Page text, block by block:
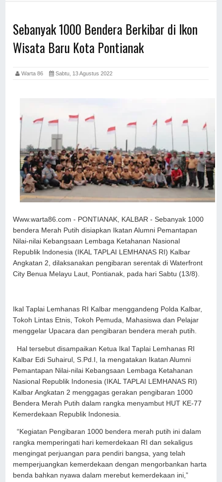
Sebanyak 1000 Bendera Berkibar di Ikon
Wisata Baru Kota Pontianak
Warta 86 Sabtu, 13 Agustus 2022
Www.warta86.com - PONTIANAK, KALBAR - Sebanyak 1000
bendera Merah Putih disiapkan Ikatan Alumni Pemantapan
Nilai-nilai Kebangsaan Lembaga Ketahanan Nasional
Republik Indonesia (IKAL TAPLAI LEMHANAS RI) Kalbar
Angkatan 2, dilaksanakan pengibaran serentak di Waterfront
City Benua Melayu Laut, Pontianak, pada hari Sabtu (13/8).
Ikal Taplai Lemhanas RI Kalbar menggandeng Polda Kalbar,
Tokoh Lintas Etnis, Tokoh Pemuda, Mahasiswa dan Pelajar
menggelar Upacara dan pengibaran bendera merah putih.
Hal tersebut disampaikan Ketua Ikal Taplai Lemhanas RI
Kalbar Edi Suhairul, S.Pd.I, Ia mengatakan Ikatan Alumni
Pemantapan Nilai-nilai Kebangsaan Lembaga Ketahanan
Nasional Republik Indonesia (IKAL TAPLAI LEMHANAS RI)
Kalbar Angkatan 2 menggagas gerakan pengibaran 1000
Bendera Merah Putih dalam rangka menyambut HUT KE-77
Kemerdekaan Republik Indonesia.
“Kegiatan Pengibaran 1000 bendera merah putih ini dalam
rangka memperingati hari kemerdekaan RI dan sekaligus
mengingat perjuangan para pendiri bangsa, yang telah
memperjuangkan kemerdekaan dengan mengorbankan harta
benda bahkan nyawa dalam merebut kemerdekaan ini,”